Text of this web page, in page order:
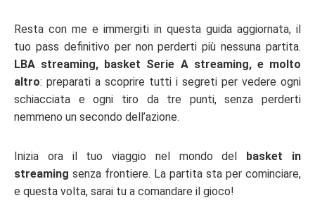
Resta con me e immergiti in questa guida aggiornata, il
tuo pass definitivo per non perderti più nessuna partita.
LBA streaming, basket Serie A streaming, e molto
altro: preparati a scoprire tutti i segreti per vedere ogni
schiacciata e ogni tiro da tre punti, senza perderti
nemmeno un secondo dell’azione.
Inizia ora il tuo viaggio nel mondo del basket in
streaming senza frontiere. La partita sta per cominciare,
e questa volta, sarai tu a comandare il gioco!